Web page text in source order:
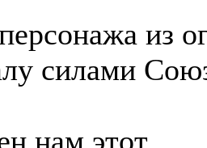
из
силами
нам этот